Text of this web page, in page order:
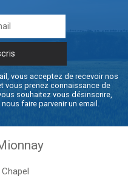
vous acceptez de recevoir nos
vous prenez connaissance de
souhaitez vous désinscrire,
faire parvenir un email.